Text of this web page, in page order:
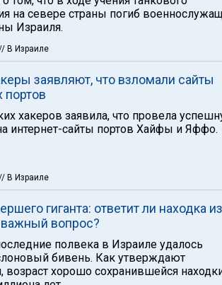
на севере страны погиб
Израиля.
В Израиле
заявляют, что взломали сайты
портов
хакеров заявила, что провела
интернет-сайты портов Хайфы и Яффо.
В Израиле
гиганта: ответит ли находка из
вопрос?
полвека в Израиле удалось
бивень. Как утверждают
возраст хорошо сохранившейся